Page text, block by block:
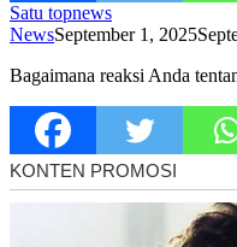
Satu topnews
NewsSeptember 1, 2025
Bagaimana reaksi Anda